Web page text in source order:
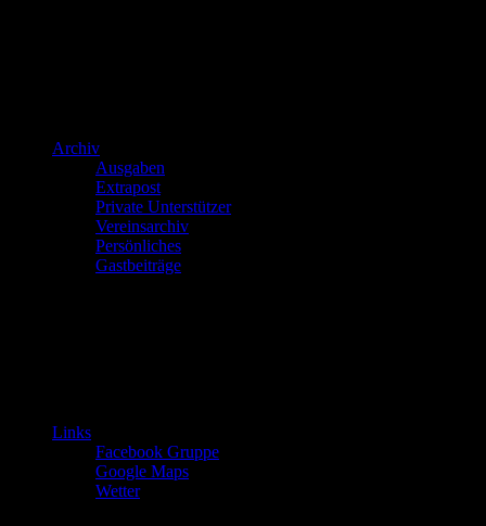
Archiv
Ausgaben
Extrapost
Private Unterstützer
Vereinsarchiv
Persönliches
Gastbeiträge
Links
Facebook Gruppe
Google Maps
Wetter